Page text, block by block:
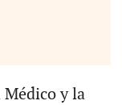
y la